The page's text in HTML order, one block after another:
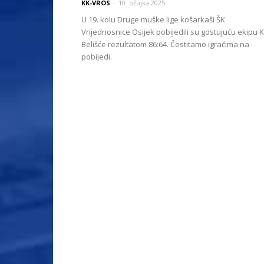
KK-VROS - 10. ožujka 2025.
U 19. kolu Druge muške lige košarkaši ŠK
Vrijednosnice Osijek pobijedili su gostujuću ekipu
Belišće rezultatom 86:64. Čestitamo igračima na
pobijedi.